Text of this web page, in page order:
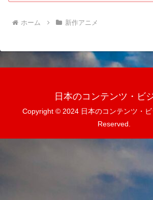
ホーム 新作アニメ
日本のコンテンツ・ビ
Copyright © 2024 日本のコンテンツ・
Reserved.